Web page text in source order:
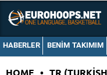
HABERLER BENIM TAKIMIM
HOME • TR